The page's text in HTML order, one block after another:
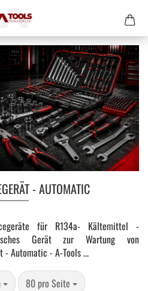
- AUTOMATIC
für R134a- Kältemittel -
Gerät zur Wartung von
- Automatic - A-Tools ...
80 pro Seite
pro Seite